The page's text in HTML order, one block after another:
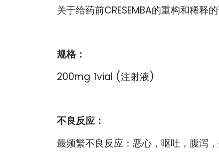
关于给药前CRESEMBA的重构和稀释的
规格：
200mg 1vial (注射液)
不良反应：
最频繁不良反应：恶心，呕吐，腹泻